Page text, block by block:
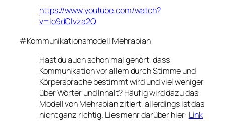
https://www.youtube.com/watch?
v=Io9dCIvza2Q
#Kommunikationsmodell Mehrabian
Hast du auch schon mal gehört, dass
Kommunikation vor allem durch Stimme und
Körpersprache bestimmt wird und viel weniger
über Wörter und Inhalt? Häufig wird dazu das
Modell von Mehrabian zitiert, allerdings ist das
nicht ganz richtig. Lies mehr darüber hier: Link